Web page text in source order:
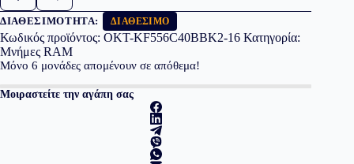
FURY
Beast
DDR5,
5600MT/s,
16GB,
OF
2
ΔΙΑΘΕΣΙΜΌΤΗΤΑ: ΔΙΑΘΈΣΙΜΟ
Κωδικός προϊόντος: OKT-KF556C40BBK2-16 Κατηγορία:
Μνήμες RAM
Μόνο 6 μονάδες απομένουν σε απόθεμα!
Μοιραστείτε την αγάπη σας